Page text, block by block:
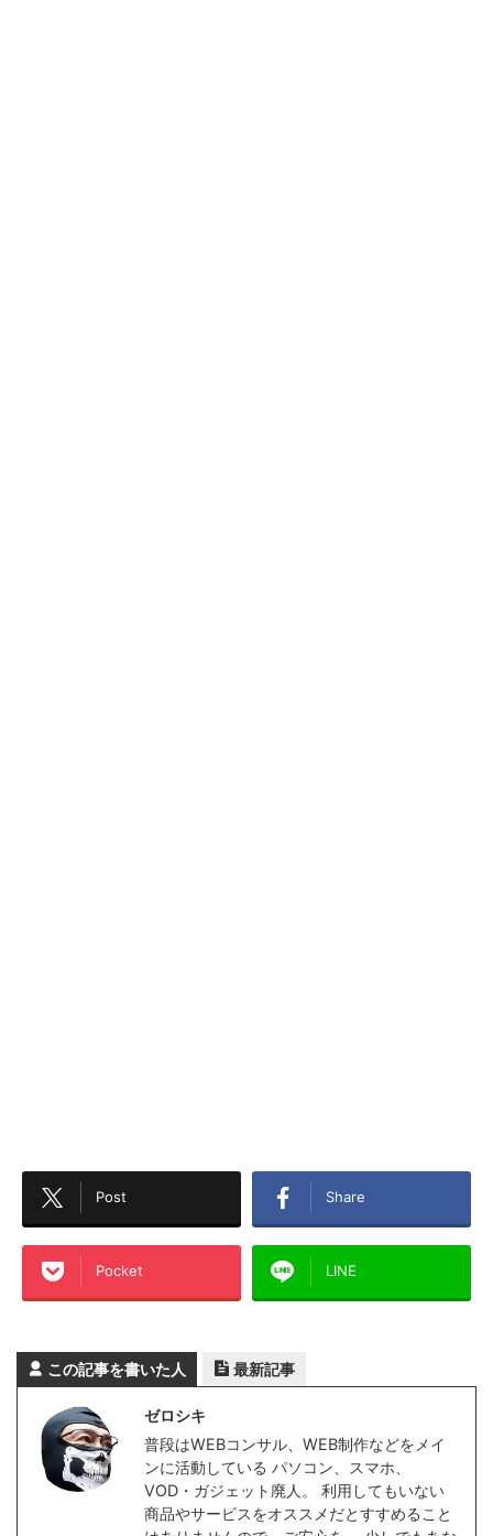
Post Share
Pocket LINE
この記事を書いた人 最新記事
ゼロシキ
普段はWEBコンサル、WEB制作などをメイ
ンに活動している パソコン、スマホ、
VOD・ガジェット廃人。 利用してもいない
商品やサービスをオススメだとすすめること